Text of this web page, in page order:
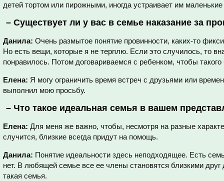
детей тортом или пирожными, иногда устраивает им маленькие
– Существует ли у вас в семье наказание за
Данила: Очень размытое понятие провинности, каких-то
Но есть вещи, которые я не терплю. Если это случилось, то
понравилось. Потом договариваемся с ребенком, чтобы
Елена: Я могу ограничить время встреч с друзьями или
выполнил мою просьбу.
– Что такое идеальная семья в вашем
Елена: Для меня же важно, чтобы, несмотря на разные
случится, близкие всегда придут на помощь.
Данила: Понятие идеальности здесь неподходящее. Есть
нет. В любящей семье все ее члены становятся близкими
такая семья.